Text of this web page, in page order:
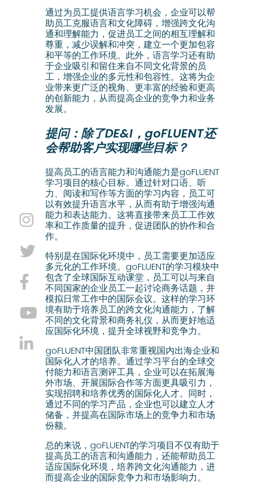
通过为员工提供语言学习机会，企业可以帮
助员工克服语言和文化障碍，增强跨文化沟
通和理解能力，促进员工之间的相互理解和
尊重，减少误解和冲突，建立一个更加包容
和平等的工作环境。此外，语言学习还有助
于企业吸引和留住来自不同文化背景的员
工，增强企业的多元性和包容性。这将为企
业带来更广泛的视角、更丰富的经验和更高
的创新能力，从而提高企业的竞争力和业务
发展。
提问：除了DE&I，goFLUENT还
会帮助客户实现哪些目标？
提高员工的语言能力和沟通能力是goFLUENT
学习项目的核心目标。通过针对口语、听
力、阅读和写作等方面的学习内容，员工可
以有效提升语言水平，从而有助于增强沟通
能力和表达能力。这将直接带来员工工作效
率和工作质量的提升，促进团队的协作和合
作。
特别是在国际化环境中，员工需要更加适应
多元化的工作环境。goFLUENT的学习模块中
包含了全球国际互动课堂，员工可以与来自
不同国家的企业员工一起讨论商务话题，并
模拟日常工作中的国际会议。这样的学习环
境有助于培养员工的跨文化沟通能力，了解
不同的文化背景和商务礼仪，从而更好地适
应国际化环境，提升全球视野和竞争力。
goFLUENT中国团队非常重视国内出海企业和
国际化人才的培养。通过学习平台的全球交
付能力和语言测评工具，企业可以在拓展海
外市场、开展国际合作等方面更具吸引力，
实现招聘和培养优秀的国际化人才。同时，
通过不同的学习产品，企业也可以建立人才
储备，并提高在国际市场上的竞争力和市场
份额。
总的来说，goFLUENT的学习项目不仅有助于
提高员工的语言和沟通能力，还能帮助员工
适应国际化环境，培养跨文化沟通能力，进
而提高企业的国际竞争力和市场影响力。